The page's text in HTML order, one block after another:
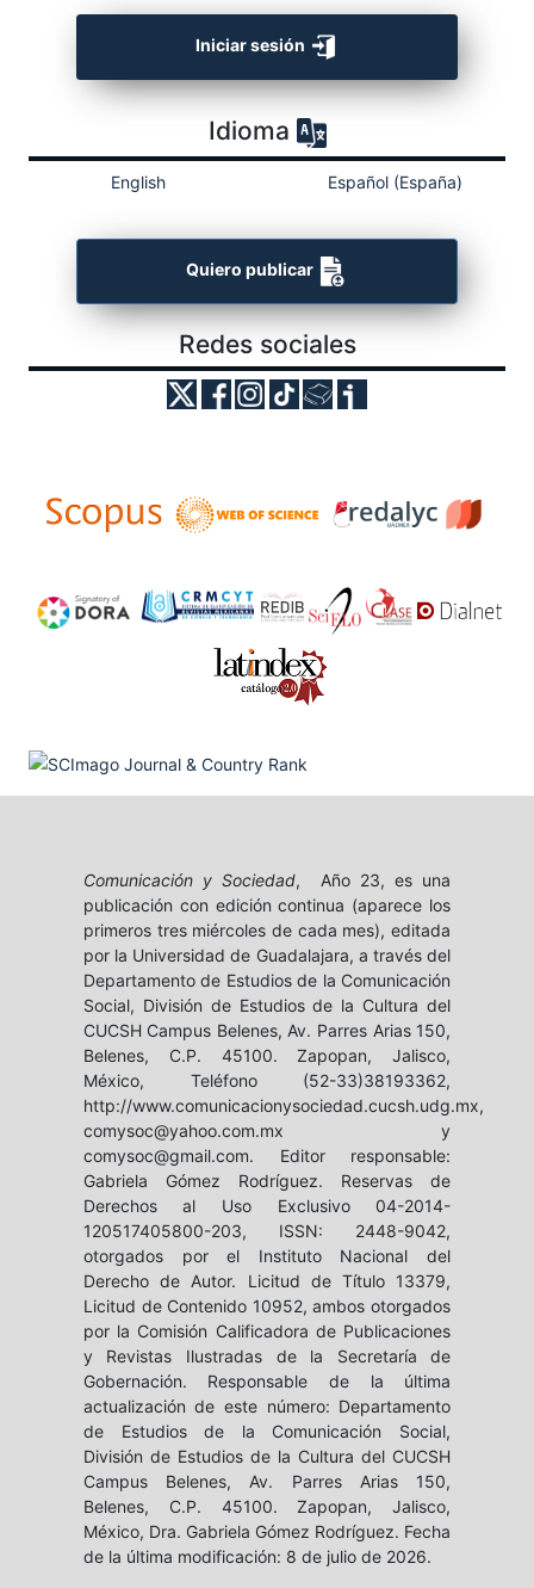
Iniciar sesión
Idioma
English Español (España)
Quiero publicar
Redes sociales
Comunicación y Sociedad, Año 23, es una
publicación con edición continua (aparece los
primeros tres miércoles de cada mes), editada
por la Universidad de Guadalajara, a través del
Departamento de Estudios de la Comunicación
Social, División de Estudios de la Cultura del
CUCSH Campus Belenes, Av. Parres Arias 150,
Belenes, C.P. 45100. Zapopan, Jalisco,
México, Teléfono (52-33)38193362,
http://www.comunicacionysociedad.cucsh.udg.mx,
comysoc@yahoo.com.mx y
comysoc@gmail.com. Editor responsable:
Gabriela Gómez Rodríguez. Reservas de
Derechos al Uso Exclusivo 04-2014-
120517405800-203, ISSN: 2448-9042,
otorgados por el Instituto Nacional del
Derecho de Autor. Licitud de Título 13379,
Licitud de Contenido 10952, ambos otorgados
por la Comisión Calificadora de Publicaciones
y Revistas Ilustradas de la Secretaría de
Gobernación. Responsable de la última
actualización de este número: Departamento
de Estudios de la Comunicación Social,
División de Estudios de la Cultura del CUCSH
Campus Belenes, Av. Parres Arias 150,
Belenes, C.P. 45100. Zapopan, Jalisco,
México, Dra. Gabriela Gómez Rodríguez. Fecha
de la última modificación: 8 de julio de 2026.